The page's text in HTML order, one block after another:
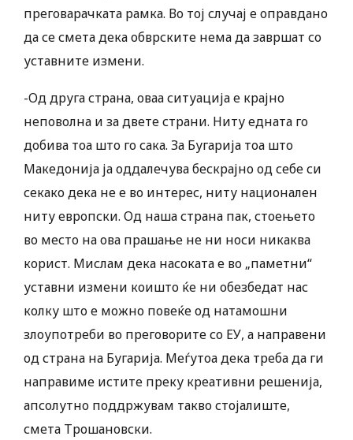
преговарачката рамка. Во тој случај е оправдано
да се смета дека обврските нема да завршат со
уставните измени.
-Од друга страна, оваа ситуација е крајно
неповолна и за двете страни. Ниту едната го
добива тоа што го сака. За Бугарија тоа што
Македонија ја оддалечува бескрајно од себе си
секако дека не е во интерес, ниту национален
ниту европски. Од наша страна пак, стоењето
во место на ова прашање не ни носи никаква
корист. Мислам дека насоката е во „паметни“
уставни измени коишто ќе ни обезбедат нас
колку што е можно повеќе од натамошни
злоупотреби во преговорите со ЕУ, а направени
од страна на Бугарија. Меѓутоа дека треба да ги
направиме истите преку креативни решенија,
апсолутно поддржувам такво стојалиште,
смета Трошановски.